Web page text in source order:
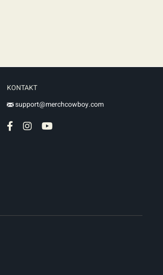
KONTAKT
support@merchcowboy.com